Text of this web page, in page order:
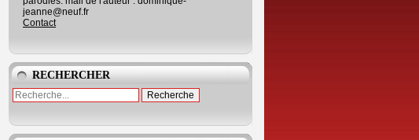
jeanne@neuf.fr
Contact
RECHERCHER